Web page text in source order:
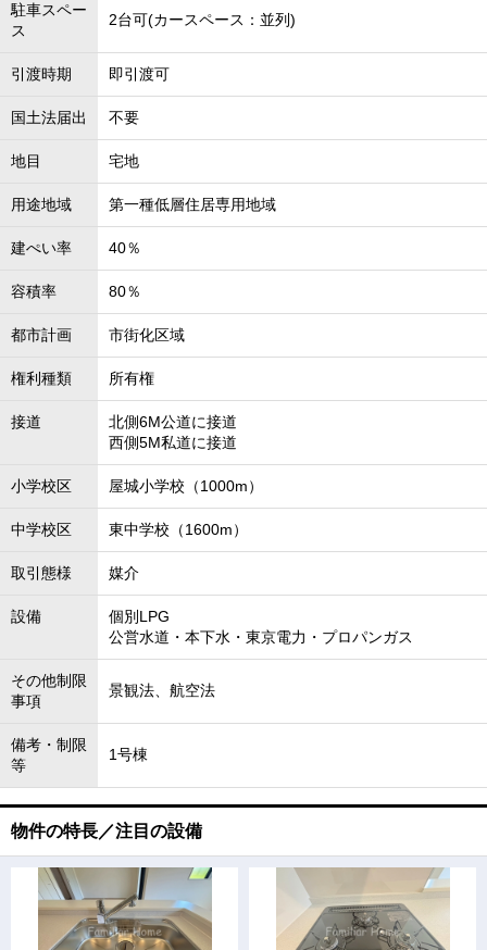
駐車スペー
ス
2台可(カースペース：並列)
引渡時期 即引渡可
国土法届出 不要
地目 宅地
用途地域 第一種低層住居専用地域
建ぺい率 40％
容積率 80％
都市計画 市街化区域
権利種類 所有権
接道
北側6M公道に接道
西側5M私道に接道
小学校区 屋城小学校（1000m）
中学校区 東中学校（1600m）
取引態様 媒介
設備
個別LPG
公営水道・本下水・東京電力・プロパンガス
その他制限
事項
景観法、航空法
備考・制限
等
1号棟
物件の特長／注目の設備